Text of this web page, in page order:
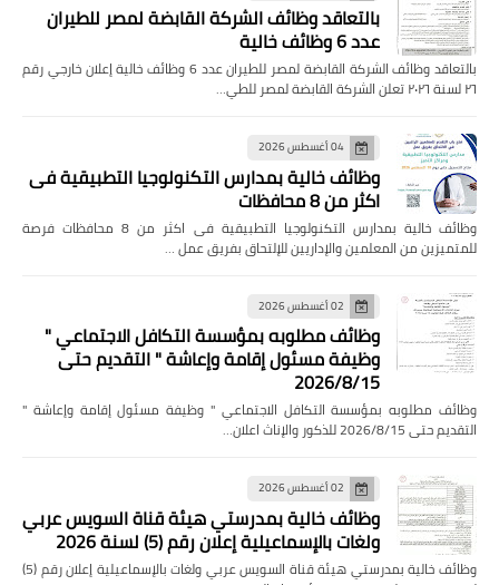
بالتعاقد وظائف الشركة القابضة لمصر للطيران
عدد 6 وظائف خالية
بالتعاقد وظائف الشركة القابضة لمصر للطيران عدد 6 وظائف خالية إعلان خارجي رقم
٢٦ لسنة ٢٠٢٦ تعلن الشركة القابضة لمصر للطي…
04 أغسطس 2026
وظائف خالية بمدارس التكنولوجيا التطبيقية فى
اكثر من 8 محافظات
وظائف خالية بمدارس التكنولوجيا التطبيقية فى اكثر من 8 محافظات فرصة
للمتميزين من المعلمين والإداريين للإلتحاق بفريق عمل …
02 أغسطس 2026
وظائف مطلوبه بمؤسسة التكافل الاجتماعي "
وظيفة مسئول إقامة وإعاشة " التقديم حتى
2026/8/15
وظائف مطلوبه بمؤسسة التكافل الاجتماعي " وظيفة مسئول إقامة وإعاشة "
التقديم حتى 2026/8/15 للذكور والإناث اعلان…
02 أغسطس 2026
وظائف خالية بمدرستي هيئة قناة السويس عربي
ولغات بالإسماعيلية إعلان رقم (5) لسنة 2026
وظائف خالية بمدرستي هيئة قناة السويس عربي ولغات بالإسماعيلية إعلان رقم (5)